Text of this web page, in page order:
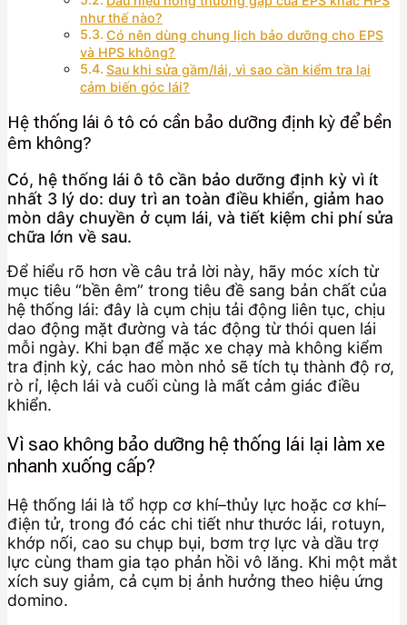
như thế nào?
Có nên dùng chung lịch bảo dưỡng cho EPS
và HPS không?
Sau khi sửa gầm/lái, vì sao cần kiểm tra lại
cảm biến góc lái?
Hệ thống lái ô tô có cần bảo dưỡng định kỳ để bền
êm không?
Có, hệ thống lái ô tô cần bảo dưỡng định kỳ vì ít
nhất 3 lý do: duy trì an toàn điều khiển, giảm hao
mòn dây chuyền ở cụm lái, và tiết kiệm chi phí sửa
chữa lớn về sau.
Để hiểu rõ hơn về câu trả lời này, hãy móc xích từ
mục tiêu “bền êm” trong tiêu đề sang bản chất của
hệ thống lái: đây là cụm chịu tải động liên tục, chịu
dao động mặt đường và tác động từ thói quen lái
mỗi ngày. Khi bạn để mặc xe chạy mà không kiểm
tra định kỳ, các hao mòn nhỏ sẽ tích tụ thành độ rơ,
rò rỉ, lệch lái và cuối cùng là mất cảm giác điều
khiển.
Vì sao không bảo dưỡng hệ thống lái lại làm xe
nhanh xuống cấp?
Hệ thống lái là tổ hợp cơ khí–thủy lực hoặc cơ khí–
điện tử, trong đó các chi tiết như thước lái, rotuyn,
khớp nối, cao su chụp bụi, bơm trợ lực và dầu trợ
lực cùng tham gia tạo phản hồi vô lăng. Khi một mắt
xích suy giảm, cả cụm bị ảnh hưởng theo hiệu ứng
domino.